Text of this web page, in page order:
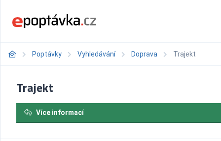
Poptávky Vyhledávání Doprava Trajekt
Trajekt
Více informací